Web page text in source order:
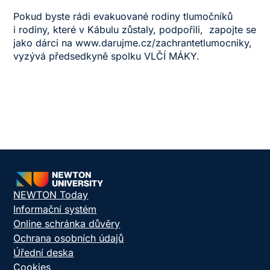
Pokud byste rádi evakuované rodiny tlumočníků
i rodiny, které v Kábulu zůstaly, podpořili, zapojte se
jako dárci nawww.darujme.cz/zachrantetlumocniky,
vyzývá předsedkyně spolku VLČÍ MÁKY.
NEWTON Today
Informační systém
Online schránka důvěry
Ochrana osobních údajů
Úřední deska
Cookies